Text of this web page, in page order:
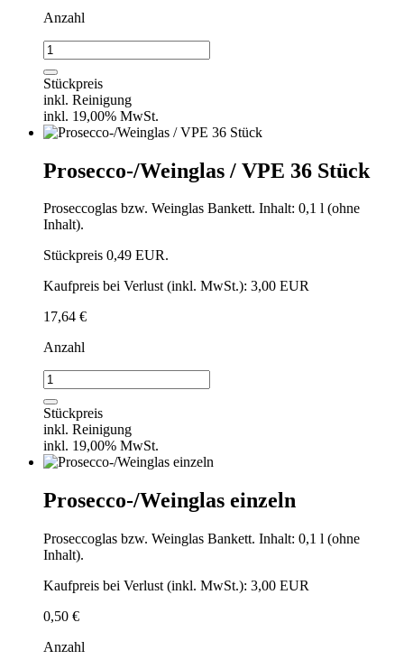
Anzahl
Sekttulpe
einzeln
Menge
Stückpreis
inkl. Reinigung
inkl. 19,00% MwSt.
Prosecco-/Weinglas / VPE 36 Stück
Proseccoglas bzw. Weinglas Bankett. Inhalt: 0,1 l (ohne
Inhalt).
Stückpreis 0,49 EUR.
Kaufpreis bei Verlust (inkl. MwSt.): 3,00 EUR
17,64 €
Anzahl
Prosecco-/Weinglas
/
VPE
36
Stück
Menge
Stückpreis
inkl. Reinigung
inkl. 19,00% MwSt.
Prosecco-/Weinglas einzeln
Proseccoglas bzw. Weinglas Bankett. Inhalt: 0,1 l (ohne
Inhalt).
Kaufpreis bei Verlust (inkl. MwSt.): 3,00 EUR
0,50 €
Anzahl